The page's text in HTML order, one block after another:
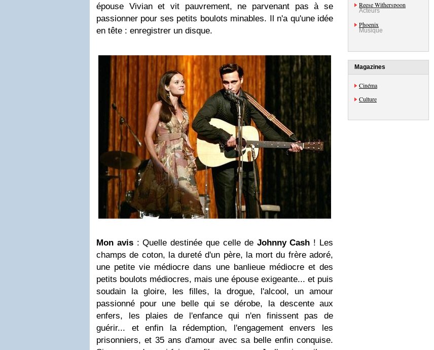
épouse Vivian et vit pauvrement, ne parvenant pas à se
passionner pour ses petits boulots minables. Il n'a qu'une idée
en tête : enregistrer un disque.
Mon avis: Quelle destinée que celle de Johnny Cash ! Les
champs de coton, la dureté d'un père, la mort du frère adoré,
une petite vie médiocre dans une banlieue médiocre et des
petits boulots médiocres, mais une épouse exigeante... et puis
soudain la gloire, les filles, la drogue, l'alcool, un amour
passionné pour une belle qui se dérobe, la descente aux
enfers, les plaies de l'enfance qui n'en finissent pas de
guérir... et enfin la rédemption, l'engagement envers les
prisonniers, et 35 ans d'amour avec sa belle enfin conquise.
Reese Witherspoon
Acteurs
Phoenix
Musique
Magazines
Cinéma
Culture